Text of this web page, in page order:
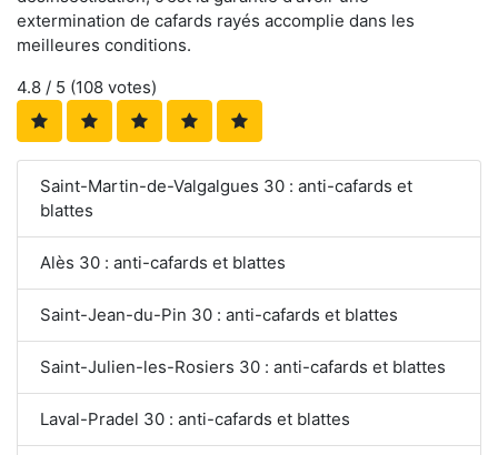
extermination de cafards rayés accomplie dans les
meilleures conditions.
4.8 / 5 (108 votes)
Saint-Martin-de-Valgalgues 30 : anti-cafards et
blattes
Alès 30 : anti-cafards et blattes
Saint-Jean-du-Pin 30 : anti-cafards et blattes
Saint-Julien-les-Rosiers 30 : anti-cafards et blattes
Laval-Pradel 30 : anti-cafards et blattes